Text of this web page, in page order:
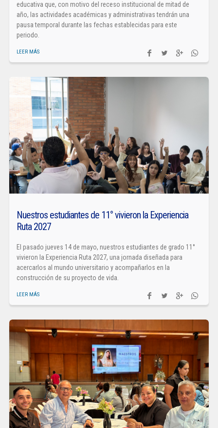
educativa que, con motivo del receso institucional de mitad de
año, las actividades académicas y administrativas tendrán una
pausa temporal durante las fechas establecidas para este
periodo.
LEER MÁS
Nuestros estudiantes de 11° vivieron la Experiencia
Ruta 2027
El pasado jueves 14 de mayo, nuestros estudiantes de grado 11°
vivieron la Experiencia Ruta 2027, una jornada diseñada para
acercarlos al mundo universitario y acompañarlos en la
construcción de su proyecto de vida.
LEER MÁS